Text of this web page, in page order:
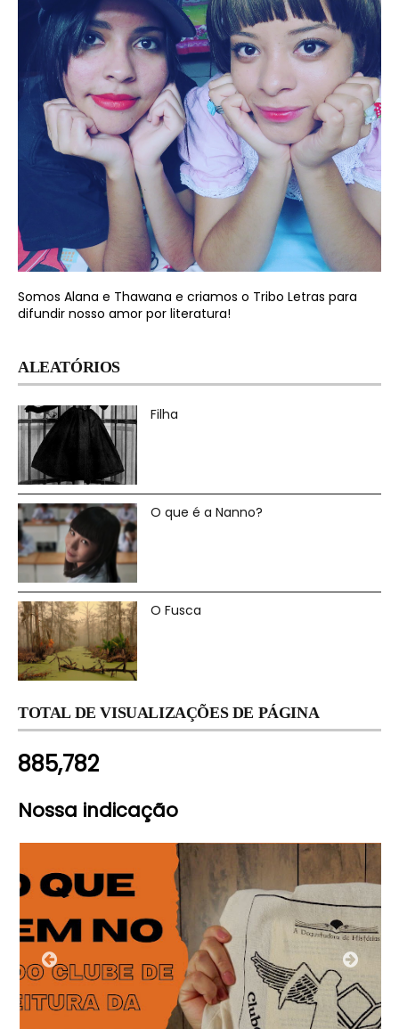
Somos Alana e Thawana e criamos o Tribo Letras para
difundir nosso amor por literatura!
ALEATÓRIOS
Filha
O que é a Nanno?
O Fusca
TOTAL DE VISUALIZAÇÕES DE PÁGINA
885,782
Nossa indicação